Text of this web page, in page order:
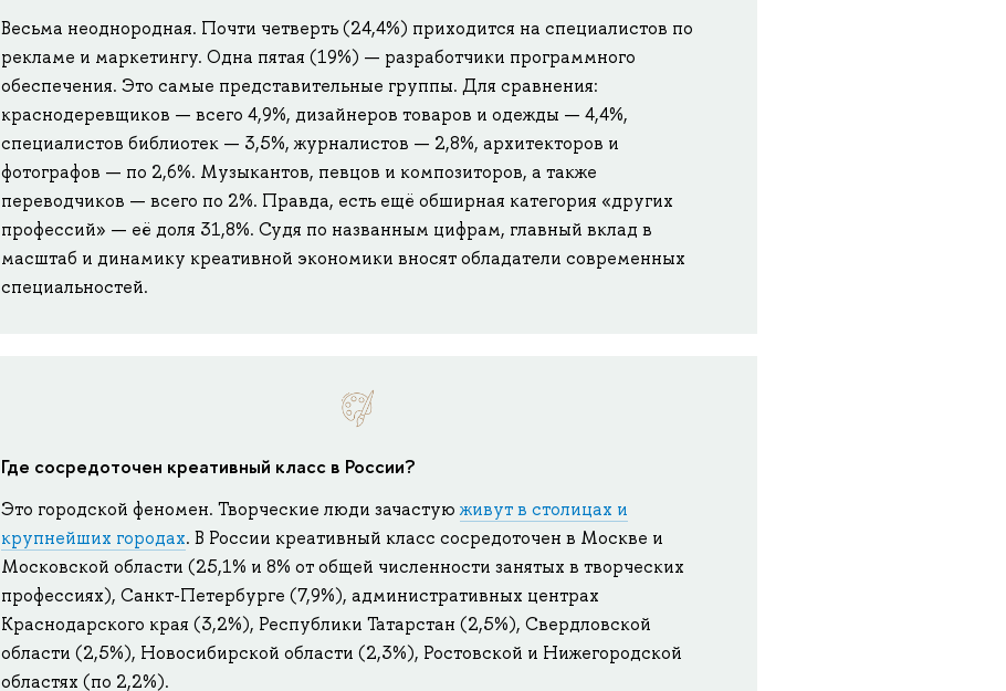
Весьма неоднородная. Почти четверть (24,4%) приходится на специалистов по
рекламе и маркетингу. Одна пятая (19%) — разработчики программного
обеспечения. Это самые представительные группы. Для сравнения:
краснодеревщиков — всего 4,9%, дизайнеров товаров и одежды — 4,4%,
специалистов библиотек — 3,5%, журналистов — 2,8%, архитекторов и
фотографов — по 2,6%. Музыкантов, певцов и композиторов, а также
переводчиков — всего по 2%. Правда, есть ещё обширная категория «других
профессий» — её доля 31,8%. Судя по названным цифрам, главный вклад в
масштаб и динамику креативной экономики вносят обладатели современных
специальностей.
Где сосредоточен креативный класс в России?
Это городской феномен. Творческие люди зачастуюживут в столицах и
крупнейших городах. В России креативный класс сосредоточен в Москве и
Московской области (25,1% и 8% от общей численности занятых в творческих
профессиях), Санкт-Петербурге (7,9%), административных центрах
Краснодарского края (3,2%), Республики Татарстан (2,5%), Свердловской
области (2,5%), Новосибирской области (2,3%), Ростовской и Нижегородской
областях (по 2,2%).